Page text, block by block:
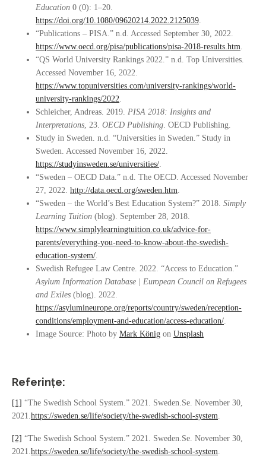
Education 0 (0): 1–20.
https://doi.org/10.1080/09620214.2022.2125039.
“Publications – PISA.” n.d. Accessed September 30, 2022.
https://www.oecd.org/pisa/publications/pisa-2018-results.htm.
“QS World University Rankings 2022.” n.d. Top Universities.
Accessed November 16, 2022.
https://www.topuniversities.com/university-rankings/world-
university-rankings/2022.
Schleicher, Andreas. 2019. PISA 2018: Insights and
Interpretations, 23. OECD Publishing. OECD Publishing.
Study in Sweden. n.d. “Universities in Sweden.” Study in
Sweden. Accessed November 16, 2022.
https://studyinsweden.se/universities/.
“Sweden – OECD Data.” n.d. The OECD. Accessed November
27, 2022. http://data.oecd.org/sweden.htm.
“Sweden – the World’s Best Education System?” 2018. Simply
Learning Tuition (blog). September 28, 2018.
https://www.simplylearningtuition.co.uk/advice-for-
parents/everything-you-need-to-know-about-the-swedish-
education-system/.
Swedish Refugee Law Centre. 2022. “Access to Education.”
Asylum Information Database | European Council on Refugees
and Exiles (blog). 2022.
https://asylumineurope.org/reports/country/sweden/reception-
conditions/employment-and-education/access-education/.
Image Source: Photo by Mark König on Unsplash
Referințe:
[1] “The Swedish School System.” 2021. Sweden.Se. November 30,
2021.https://sweden.se/life/society/the-swedish-school-system.
[2] “The Swedish School System.” 2021. Sweden.Se. November 30,
2021.https://sweden.se/life/society/the-swedish-school-system.